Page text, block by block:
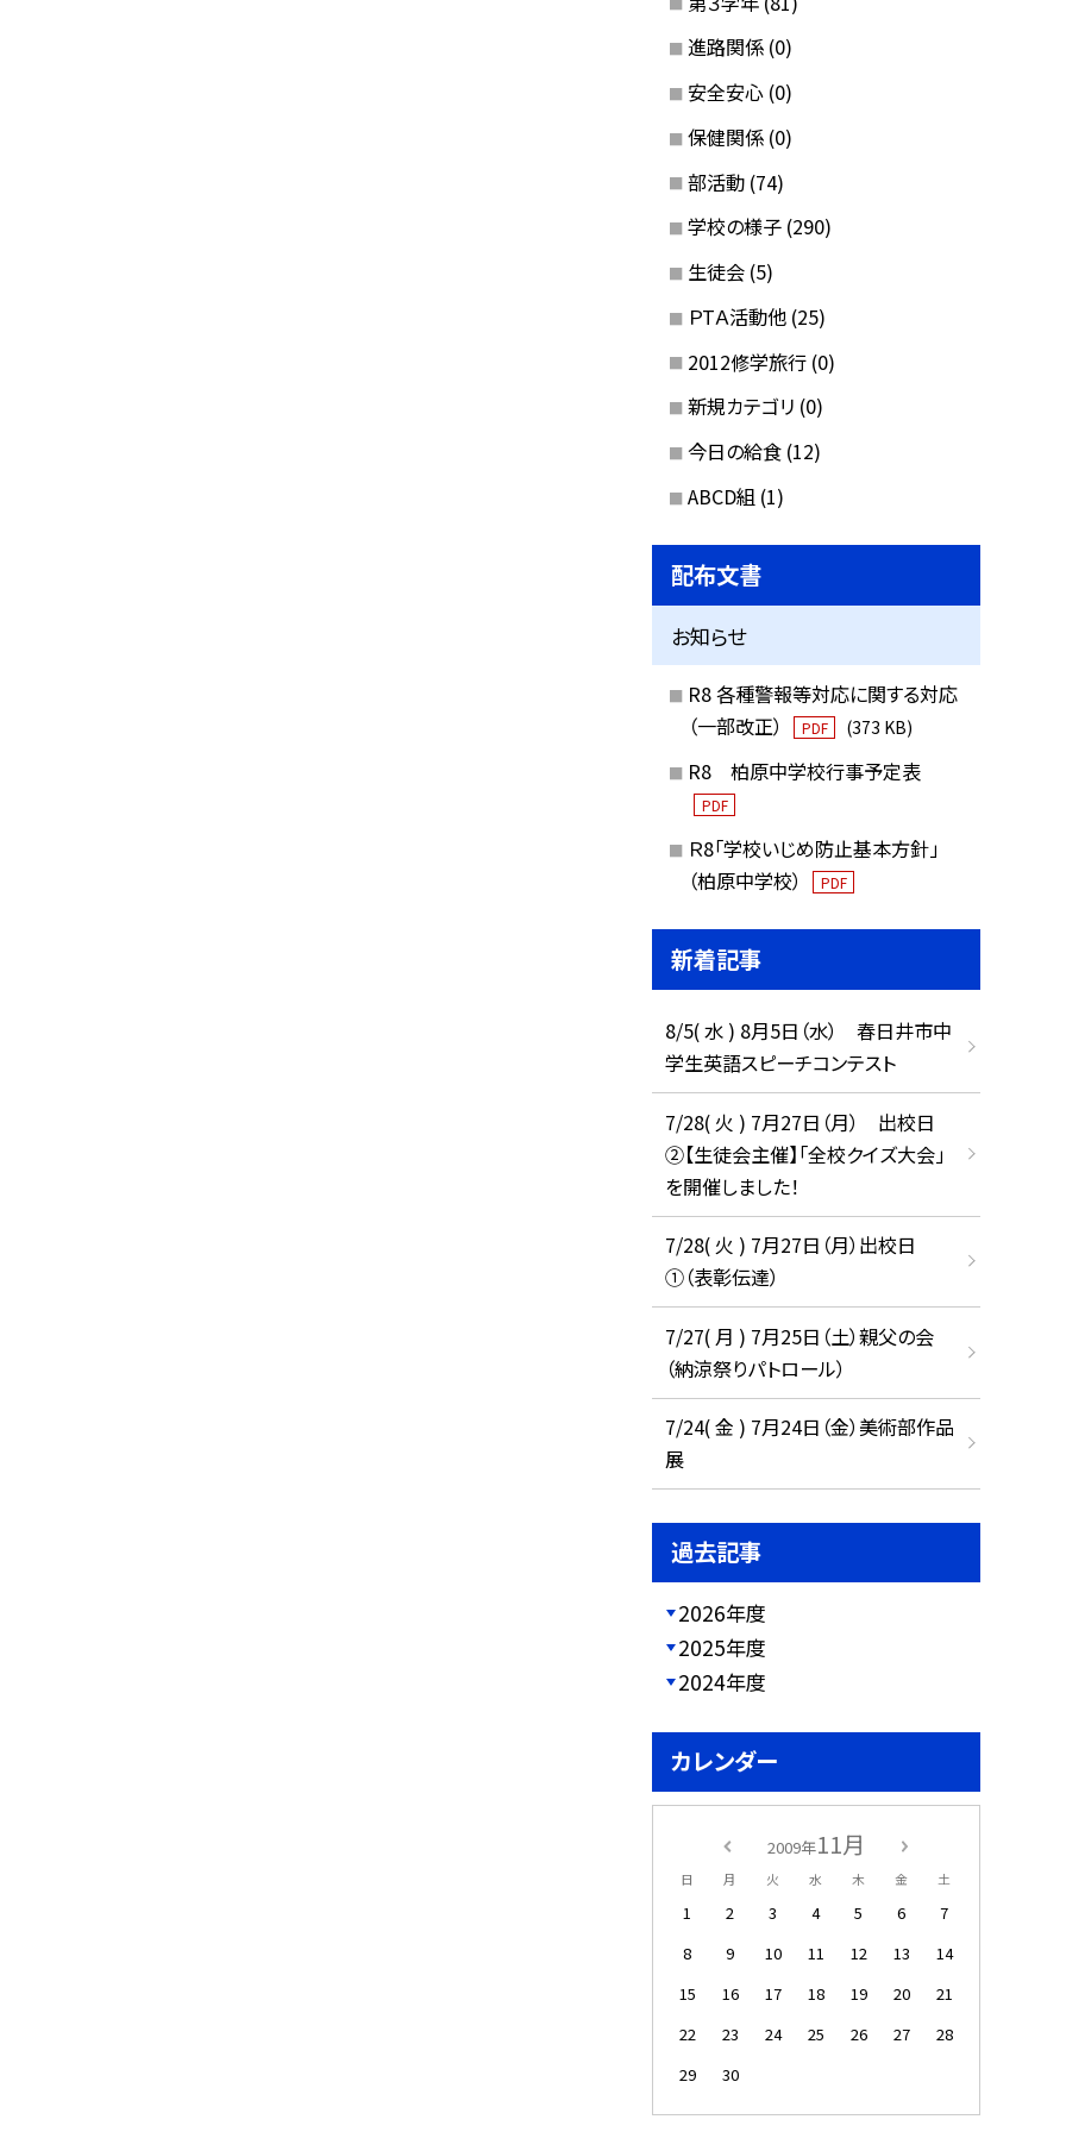
進路関係 (0)
安全安心 (0)
保健関係 (0)
部活動 (74)
学校の様子 (290)
生徒会 (5)
ＰTＡ活動他 (25)
2012修学旅行 (0)
新規カテゴリ (0)
今日の給食 (12)
ABCD組 (1)
配布文書
お知らせ
R8 各種警報等対応に関する対応
（一部改正）
PDF (373 KB)
R8 柏原中学校行事予定表
PDF
Ｒ8「学校いじめ防止基本方針」
（柏原中学校）
PDF
新着記事
8/5( 水 ) 8月5日（水） 春日井市中
学生英語スピーチコンテスト
7/28( 火 ) 7月27日（月） 出校日
②【生徒会主催】「全校クイズ大会」
を開催しました！
7/28( 火 ) 7月27日（月）出校日
①（表彰伝達）
7/27( 月 ) 7月25日（土）親父の会
（納涼祭りパトロール）
7/24( 金 ) 7月24日（金）美術部作品
展
過去記事
2026年度
2025年度
2024年度
カレンダー
2009年11月
日 月 火 水 木 金 土
1 2 3 4 5 6
7
8
9 10 11 12 13
14
15
16 17 18 19 20
21
22
23 24 25 26 27
28
29
30